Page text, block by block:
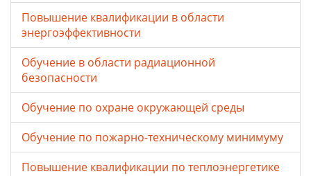
Повышение квалификации в области
энергоэффективности
Обучение в области радиационной
безопасности
Обучение по охране окружающей среды
Обучение по пожарно-техническому минимуму
Повышение квалификации по теплоэнергетике